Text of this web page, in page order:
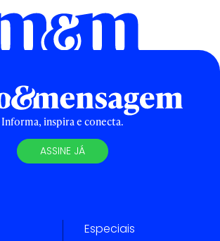
Informa, inspira e conecta.
ASSINE JÁ
Especiais